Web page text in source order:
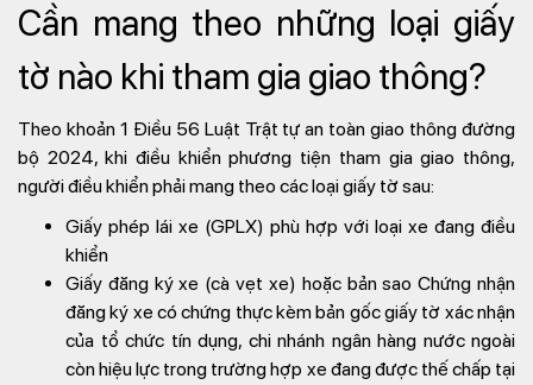
Cần mang theo những loại giấy
tờ nào khi tham gia giao thông?
Theo khoản 1 Điều 56 Luật Trật tự an toàn giao thông đường
bộ 2024, khi điều khiển phương tiện tham gia giao thông,
người điều khiển phải mang theo các loại giấy tờ sau:
Giấy phép lái xe (GPLX) phù hợp với loại xe đang điều
khiển
Giấy đăng ký xe (cà vẹt xe) hoặc bản sao Chứng nhận
đăng ký xe có chứng thực kèm bản gốc giấy tờ xác nhận
của tổ chức tín dụng, chi nhánh ngân hàng nước ngoài
còn hiệu lực trong trường hợp xe đang được thế chấp tại